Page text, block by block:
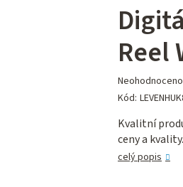
Reel
Průměrné
hodnocení
je
0,0
z 5
Neohodnoceno
Kód:
Kvalitní
ceny a
celý popis